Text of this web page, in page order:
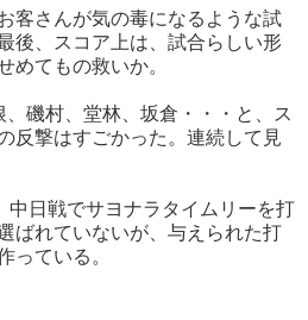
客さんが気の毒になるような試
後、スコア上は、試合らしい形
めてもの救いか。
磯村、堂林、坂倉・・・と、ス
反撃はすごかった。連続して見
中日戦でサヨナラタイムリーを打
ばれていないが、与えられた打
っている。